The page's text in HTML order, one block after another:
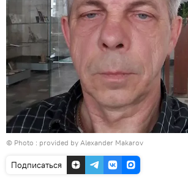
© Photo : provided by Alexander Makarov
Подписаться